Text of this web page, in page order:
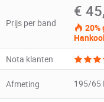
Prijs per band
€ 45,
20%
Nota klanten
Afmeting 195/65